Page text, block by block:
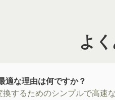
よ
適な理由は何ですか？
するためのシンプルで高速